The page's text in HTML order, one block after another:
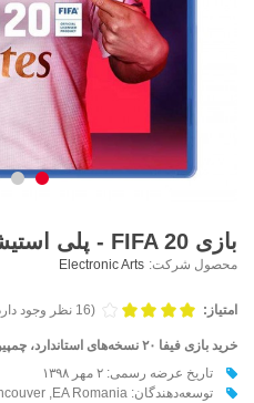
بازی FIFA 20 - پلی استیشن 4
محصول شرکت: Electronic Arts
امتیاز: (16 نظر وجود دارد)
خرید بازی فیفا ۲۰ نسخه‌های استاندارد، چمپیونز و اولتیمیت برای PS4
تاریخ عرضه رسمی: ۲ مهر ۱۳۹۸
توسعه‌دهندگان: EA Vancouver ,EA Romania